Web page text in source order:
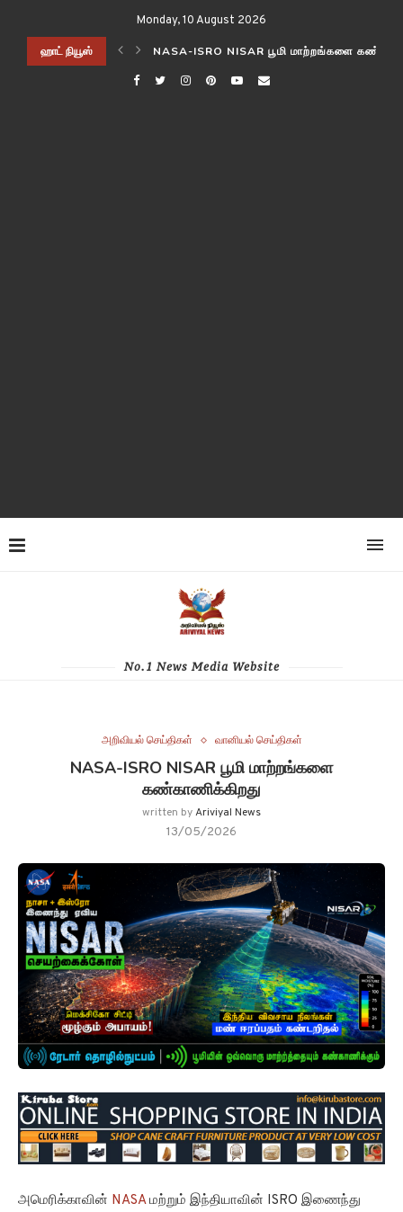
Monday, 10 August 2026
ஹாட் நியூஸ்
விஞ்ஞானிகள்! NASA-ISRO NISAR பூமி மாற்றங்களை
No.1 News Media Website
அறிவியல் செய்திகள் வானியல் செய்திகள்
NASA-ISRO NISAR பூமி மாற்றங்களை
கண்காணிக்கிறது
written byAriviyal News
13/05/2026
அமெரிக்காவின் NASAமற்றும் இந்தியாவின் ISRO இணைந்து